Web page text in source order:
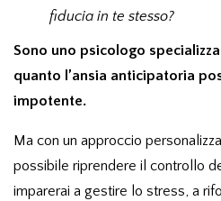
fiducia in te stesso?
Sono uno psicologo
quanto l’ansia anticipatoria
impotente.
Ma con un approccio
possibile riprendere il controllo
imparerai a gestire lo stress, a